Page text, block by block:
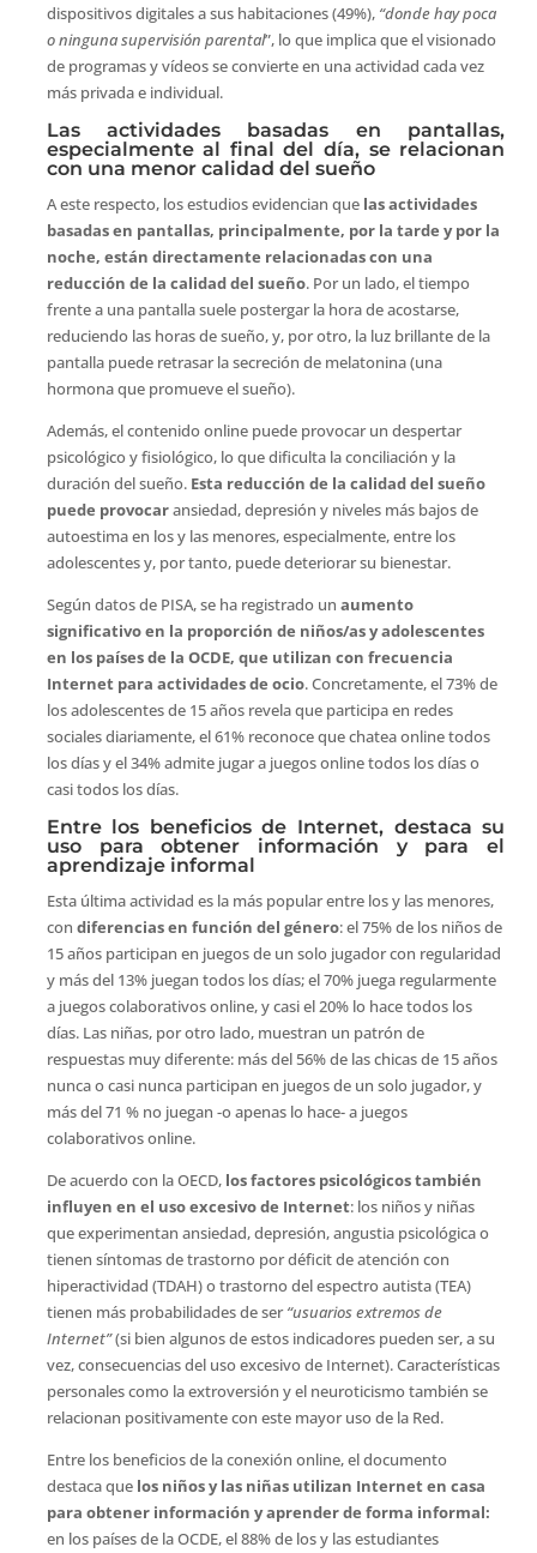
dispositivos digitales a sus habitaciones (49%), “donde hay poca
o ninguna supervisión parental”, lo que implica que el visionado
de programas y vídeos se convierte en una actividad cada vez
más privada e individual.
Las actividades basadas en pantallas,
especialmente al final del día, se relacionan
con una menor calidad del sueño
A este respecto, los estudios evidencian quelas actividades
basadas en pantallas, principalmente, por la tarde y por la
noche, están directamente relacionadas con una
reducción de la calidad del sueño. Por un lado, el tiempo
frente a una pantalla suele postergar la hora de acostarse,
reduciendo las horas de sueño, y, por otro, la luz brillante de la
pantalla puede retrasar la secreción de melatonina (una
hormona que promueve el sueño).
Además, el contenido online puede provocar un despertar
psicológico y fisiológico, lo que dificulta la conciliación y la
duración del sueño. Esta reducción de la calidad del sueño
puede provocaransiedad, depresión y niveles más bajos de
autoestima en los y las menores, especialmente, entre los
adolescentes y, por tanto, puede deteriorar su bienestar.
Según datos de PISA, se ha registrado un aumento
significativo en la proporción de niños/as y adolescentes
en los países de la OCDE, que utilizan con frecuencia
Internet para actividades de ocio. Concretamente, el 73% de
los adolescentes de 15 años revela que participa en redes
sociales diariamente, el 61% reconoce que chatea online todos
los días y el 34% admite jugar a juegos online todos los días o
casi todos los días.
Entre los beneficios de Internet, destaca su
uso para obtener información y para el
aprendizaje informal
Esta última actividad es la más popular entre los y las menores,
con diferencias en función del género: el 75% de los niños de
15 años participan en juegos de un solo jugador con regularidad
y más del 13% juegan todos los días; el 70% juega regularmente
a juegos colaborativos online, y casi el 20% lo hace todos los
días. Las niñas, por otro lado, muestran un patrón de
respuestas muy diferente: más del 56% de las chicas de 15 años
nunca o casi nunca participan en juegos de un solo jugador, y
más del 71 % no juegan -o apenas lo hace- a juegos
colaborativos online.
De acuerdo con la OECD, los factores psicológicos también
influyen en el uso excesivo de Internet: los niños y niñas
que experimentan ansiedad, depresión, angustia psicológica o
tienen síntomas de trastorno por déficit de atención con
hiperactividad (TDAH) o trastorno del espectro autista (TEA)
tienen más probabilidades de ser“usuarios extremos de
Internet”(si bien algunos de estos indicadores pueden ser, a su
vez, consecuencias del uso excesivo de Internet). Características
personales como la extroversión y el neuroticismo también se
relacionan positivamente con este mayor uso de la Red.
Entre los beneficios de la conexión online, el documento
destaca quelos niños y las niñas utilizan Internet en casa
para obtener información y aprender de forma informal:
en los países de la OCDE, el 88% de los y las estudiantes